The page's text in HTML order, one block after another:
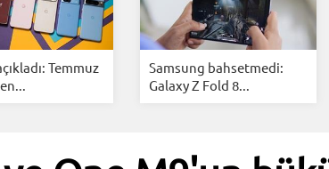
Dondurma İnstagram Çöktü Mü
Temmuz
Samsung bahsetmedi:
Galaxy Z Fold 8...